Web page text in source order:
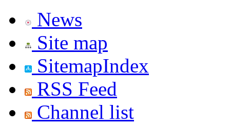
News
Site map
SitemapIndex
RSS Feed
Channel list